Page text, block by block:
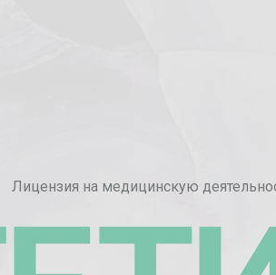
Лицензия на медицинскую